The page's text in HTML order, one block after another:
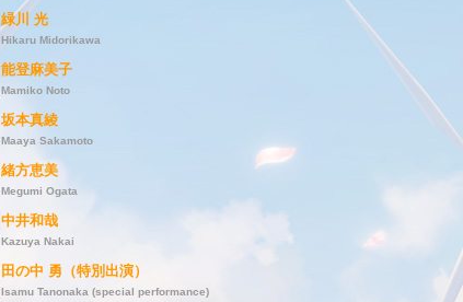
緑川 光
Hikaru Midorikawa
能登麻美子
Mamiko Noto
坂本真綾
Maaya Sakamoto
緒方恵美
Megumi Ogata
中井和哉
Kazuya Nakai
田の中 勇（特別出演）
Isamu Tanonaka (special performance)